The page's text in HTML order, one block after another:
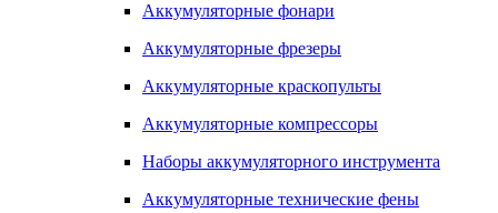
Аккумуляторные фонари
Аккумуляторные фрезеры
Аккумуляторные краскопульты
Аккумуляторные компрессоры
Наборы аккумуляторного инструмента
Аккумуляторные технические фены